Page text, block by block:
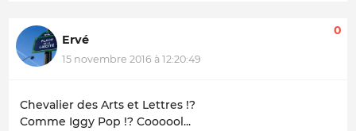
Ervé
15 novembre 2016 à 12:20:49
0
Chevalier des Arts et Lettres !?
Comme Iggy Pop !? Coooool...